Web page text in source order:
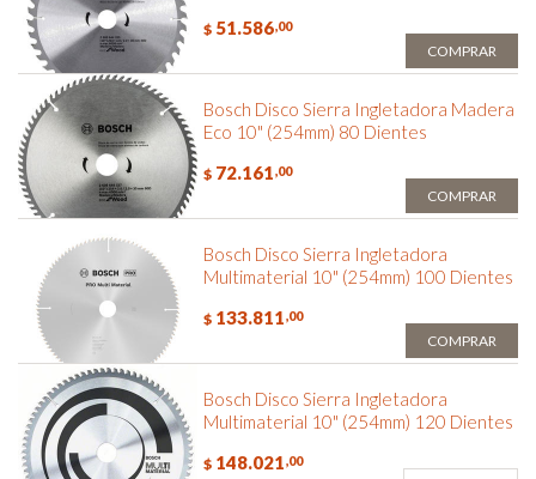
$ 51.586,00
COMPRAR
Bosch Disco Sierra Ingletadora Madera
Eco 10" (254mm) 80 Dientes
$ 72.161,00
COMPRAR
Bosch Disco Sierra Ingletadora
Multimaterial 10" (254mm) 100 Dientes
$ 133.811,00
COMPRAR
Bosch Disco Sierra Ingletadora
Multimaterial 10" (254mm) 120 Dientes
$ 148.021,00